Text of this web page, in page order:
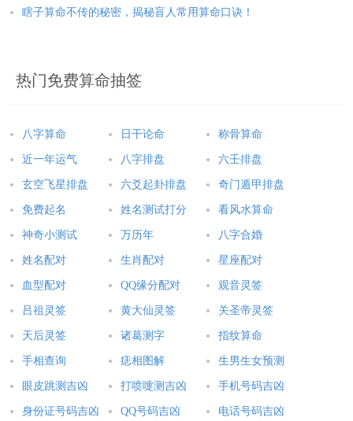
瞎子算命不传的秘密，揭秘盲人常用算命口诀！
热门免费算命抽签
八字算命 日干论命 称骨算命
近一年运气 八字排盘 六壬排盘
玄空飞星排盘 六爻起卦排盘 奇门遁甲排盘
免费起名 姓名测试打分 看风水算命
神奇小测试 万历年 八字合婚
姓名配对 生肖配对 星座配对
血型配对 QQ缘分配对 观音灵签
吕祖灵签 黄大仙灵签 关圣帝灵签
天后灵签 诸葛测字 指纹算命
手相查询 痣相图解 生男生女预测
眼皮跳测吉凶 打喷嚏测吉凶 手机号码吉凶
身份证号码吉凶 QQ号码吉凶 电话号码吉凶